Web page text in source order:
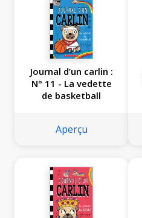
Journal d’un carlin :
N° 11 - La vedette
de basketball
Aperçu